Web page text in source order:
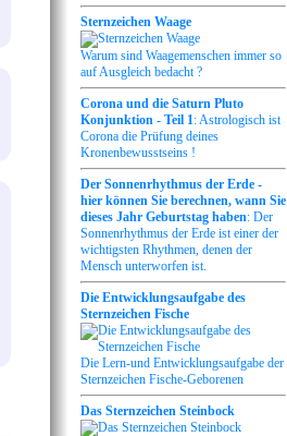
Sternzeichen Waage
Warum sind Waagemenschen immer so
auf Ausgleich bedacht ?
Corona und die Saturn Pluto
Konjunktion - Teil 1: Astrologisch ist
Corona die Prüfung deines
Kronenbewusstseins !
Der Sonnenrhythmus der Erde -
hier können Sie berechnen, wann Sie
dieses Jahr Geburtstag haben: Der
Sonnenrhythmus der Erde ist einer der
wichtigsten Rhythmen, denen der
Mensch unterworfen ist.
Die Entwicklungsaufgabe des
Sternzeichen Fische
Die Lern-und Entwicklungsaufgabe der
Sternzeichen Fische-Geborenen
Das Sternzeichen Steinbock